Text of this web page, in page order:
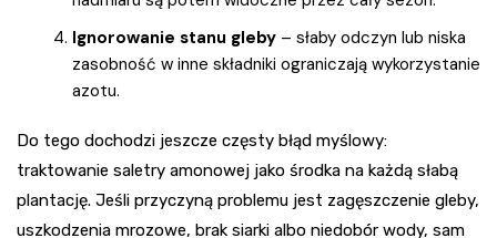
Ignorowanie stanu gleby – słaby odczyn lub niska
zasobność w inne składniki ograniczają wykorzystanie
azotu.
Do tego dochodzi jeszcze częsty błąd myślowy:
traktowanie saletry amonowej jako środka na każdą słabą
plantację. Jeśli przyczyną problemu jest zagęszczenie gleby,
uszkodzenia mrozowe, brak siarki albo niedobór wody, sam